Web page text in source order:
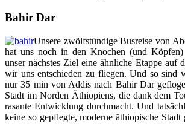
Bahir Dar
Unsere zwölfstündige Busreise von
hat uns noch in den Knochen (und
unser nächstes Ziel eine ähnliche Etappe auf
wir uns entschieden zu fliegen. Und so sind
nur 35 min von Addis nach Bahir Dar
Stadt im Norden Äthiopiens, die dank dem
rasante Entwicklung durchmacht. Und
keine so gepflegte, moderne äthiopische Stadt